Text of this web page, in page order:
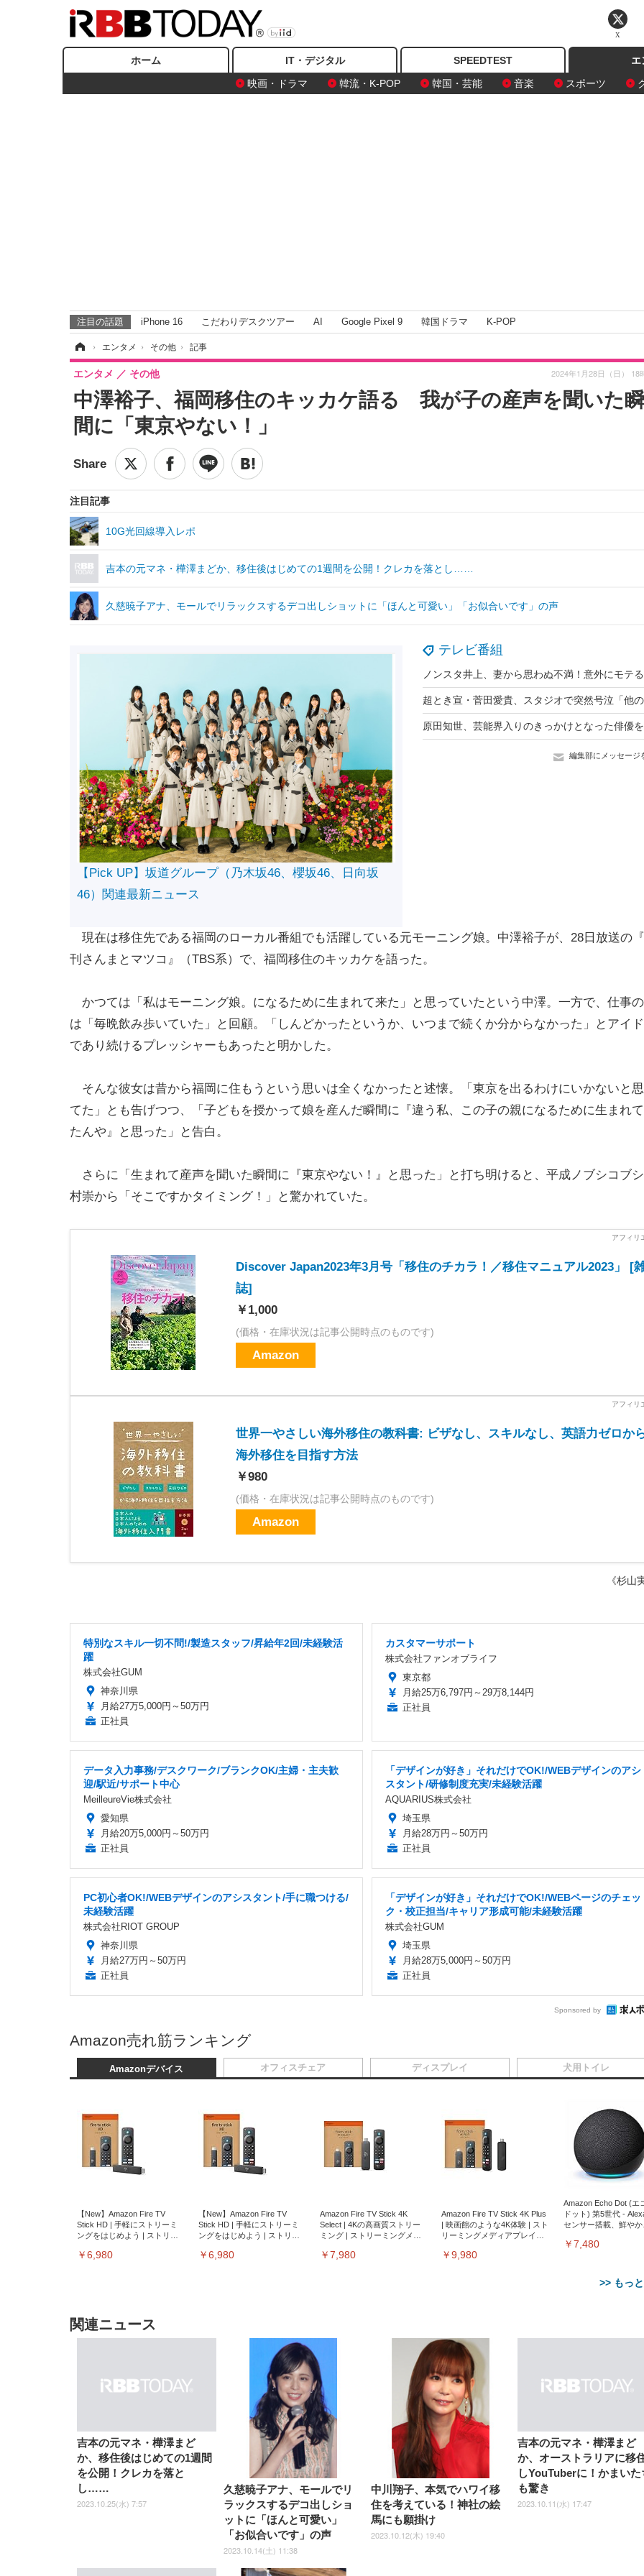
ホーム IT・デジタル SPEEDTEST
エ
映画・ドラマ
韓流・K-POP 韓国・芸能 音楽 スポーツ
注目の話題 iPhone 16 こだわりデスクツアー AI Google Pixel 9 韓国ドラマ K-POP
› エンタメ › その他 › 記事
中澤裕子、福岡移住のキッカケ語る 我が子の産声を聞いた瞬
間に「東京やない！」
エンタメ その他 2024年1月28日（日） 18
注目記事
10G光回線導入レポ
吉本の元マネ・樺澤まどか、移住後はじめての1週間を公開！クレカを落とし……
久慈暁子アナ、モールでリラックスするデコ出しショットに「ほんと可愛い」「お似合いです」の声
テレビ番組
編集部にメッセージ
【Pick UP】坂道グループ（乃木坂46、櫻坂46、日向坂
46）関連最新ニュース
現在は移住先である福岡のローカル番組でも活躍している元モーニング娘。中澤裕子が、28日放送の
刊さんまとマツコ』（TBS系）で、福岡移住のキッカケを語った。
かつては「私はモーニング娘。になるために生まれて来た」と思っていたという中澤。一方で、仕事
は「毎晩飲み歩いていた」と回顧。「しんどかったというか、いつまで続くか分からなかった」とアイ
であり続けるプレッシャーもあったと明かした。
そんな彼女は昔から福岡に住もうという思いは全くなかったと述懐。「東京を出るわけにいかないと
てた」とも告げつつ、「子どもを授かって娘を産んだ瞬間に『違う私、この子の親になるために生まれ
たんや』と思った」と告白。
さらに「生まれて産声を聞いた瞬間に『東京やない！』と思った」と打ち明けると、平成ノブシコブ
村崇から「そこですかタイミング！」と驚かれていた。
Discover Japan2023年3月号「移住のチカラ！／移住マニュアル2023」 [
誌]
￥1,000
(価格・在庫状況は記事公開時点のものです)
Amazon
世界一やさしい海外移住の教科書: ビザなし、スキルなし、英語力ゼロか
海外移住を目指す方法
￥980
(価格・在庫状況は記事公開時点のものです)
Amazon
《杉山
特別なスキル一切不問!/製造スタッフ/昇給年2回/未経験活
躍
株式会社GUM
神奈川県
月給27万5,000円～50万円
正社員
カスタマーサポート
株式会社ファンオブライフ
東京都
月給25万6,797円～29万8,144円
正社員
データ入力事務/デスクワーク/ブランクOK/主婦・主夫歓
迎/駅近/サポート中心
MeilleureVie株式会社
愛知県
月給20万5,000円～50万円
正社員
「デザインが好き」それだけでOK!/WEBデザインのアシ
スタント/研修制度充実/未経験活躍
AQUARIUS株式会社
埼玉県
月給28万円～50万円
正社員
PC初心者OK!/WEBデザインのアシスタント/手に職つける/
未経験活躍
株式会社RIOT GROUP
神奈川県
月給27万円～50万円
正社員
「デザインが好き」それだけでOK!/WEBページのチェッ
ク・校正担当/キャリア形成可能/未経験活躍
株式会社GUM
埼玉県
月給28万5,000円～50万円
正社員
Sponsored by
Amazon売れ筋ランキング
Amazonデバイス
【New】Amazon Fire TV
Stick HD | 手軽にストリーミ
ングをはじめよう | ストリー
￥6,980
【New】Amazon Fire TV
Stick HD | 手軽にストリーミ
ングをはじめよう | ストリー
￥6,980
Amazon Fire TV Stick 4K
Select | 4Kの高画質ストリー
ミング | ストリーミングメデ
￥7,980
Amazon Fire TV Stick 4K Plus
| 映画館のような4K体験 | スト
リーミングメディアプレイヤ
￥9,980
Amazon Echo Dot (エ
ドット) 第5世代 -
センサー搭載、鮮やか
￥7,480
>> もっ
オフィスチェア
子 テレワーク 疲れない 跳ね
上げ式アームレスト コンパク
ト 約105度ロッキング pc 事務
椅子 360度回転 座面昇降 強化
ナイロン樹脂ベース 通気性メ
ッシュ 在宅ワーク H-
WY01(黒網+黒枠+黒足)
￥5,699
SIHOO B100 オフィスチェア
／デスクチェア メッシュチェ
ア 人間工学 疲れない ブラッ
ク
￥27,999
Sezlife オフィスチェア デスク
チェア 疲れない テレワーク
チェア 強化バックレスト 30
度ロッキング機能 人間工学 椅
子 腰サポート 90度跳ね上げ
式アームレスト 3Dヘッドレス
ト ハンガー付き 高反発クッシ
ョン PCチェア 通気性メッシ
ュ ゲーミング/勉強/事務用 お
しゃれ パソコンチェア (ブラ
ック)
￥7,680
Sezlife オフィスチェア デスク
チェア 疲れない テレワーク
チェア 強化バックレスト 30度
ロッキング機能 人間工学 椅子
腰サポート 90度跳ね上げ式ア
ームレスト 3Dヘッドレスト
ハンガー付き 高反発クッショ
ン PCチェア 通気性メッシュ
ゲーミング/勉強/事務用 おし
ト)
￥7,680
ッシュ 通気性 ランバ
ポート付き 腰サポー
ス圧無段階昇降 360度
転 キャスター付き コ
宅勤務 ブラック
￥4,139
ディスプレイ
EV3240X-WT | 31.5型4K
UHD・USB Type-C・ホワイ
ト
￥105,595
EIZO ビジネス向けプレミア
ムモニター | FlexScan
EV2740X-WT | 27.0型4K
UHD・USB Type-C・ホワイ
ト
￥109,572
【純正品】27"ゲーミングモ
ニター DualSense 充電フッ
ク付き（CFI-ZDM1J）
￥49,979
【整備済み品】Dell
E2724HS 27インチ 液晶モ
ニター フル
HD（1920×1080）VA 非光
沢 HDMI/DisplayPort/VGA
スピーカー内蔵 高さ調整 ス
イベル VESA対応
ComfortView ビジネス向け
￥15,800
Gaming Monitor 24” Essential
ーミングモニター QD 24.5イ
1ms FHD 量子ドット 残像低
年保証 | 輝点保証 | 日本メー
￥34,980
犬用トイレ
ーツ 薄型 レギュラー 1回使い
捨て 無香料 ホワイト 300枚
￥3,373
Amazonベーシック ペットシ
ーツ 厚型 ワイド 42枚x2袋(84
枚) ホワイト(吸収面:ライトブ
ルー)
￥3,234
ネオ・ルーライフ ネオ・オム
ツ L 中型犬用 26枚入り 単品
￥1,800
Smart Basic(スマートベーシ
ック) 【Amazon.co.jp限定】
Smart Basic アイリスオーヤマ
ペットシーツ 超厚型 お徳用
ワイド 100枚入 (x 1) (ケース
販売)
￥3,670
シーツ 超厚型 お徳用
ュラー 200枚入
【Amazon.co.jp限定】
￥3,731
関連ニュース
吉本の元マネ・樺澤まど
か、移住後はじめての1週間
を公開！クレカを落と
し……
2023.10.25(水) 7:57
久慈暁子アナ、モールでリ
ラックスするデコ出しショ
ットに「ほんと可愛い」
「お似合いです」の声
2023.10.14(土) 11:38
中川翔子、本気でハワイ移
住を考えている！神社の絵
馬にも願掛け
2023.10.12(木) 19:40
吉本の元マネ・樺澤まど
か、オーストラリアに移
しYouTuberに！かまいた
も驚き
2023.10.11(水) 17:47
X